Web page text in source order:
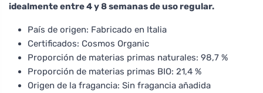
idealmente entre 4 y 8 semanas de uso regular.
País de origen: Fabricado en Italia
Certificados: Cosmos Organic
Proporción de materias primas naturales: 98,7 %
Proporción de materias primas BIO: 21,4 %
Origen de la fragancia: Sin fragancia añadida